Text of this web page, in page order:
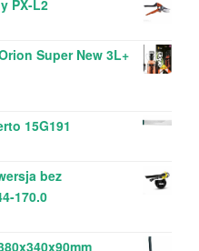
PX-L2
Super New 3L+
15G191
bez
170.0